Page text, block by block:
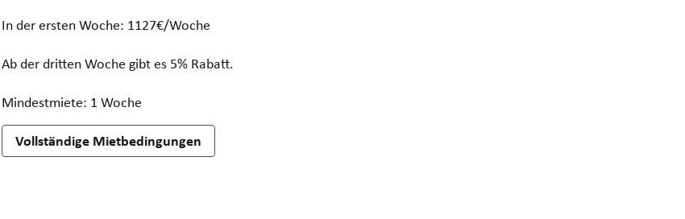
In der ersten Woche: 1127€/Woche
Ab der dritten Woche gibt es 5% Rabatt.
Mindestmiete: 1 Woche
Vollständige Mietbedingungen